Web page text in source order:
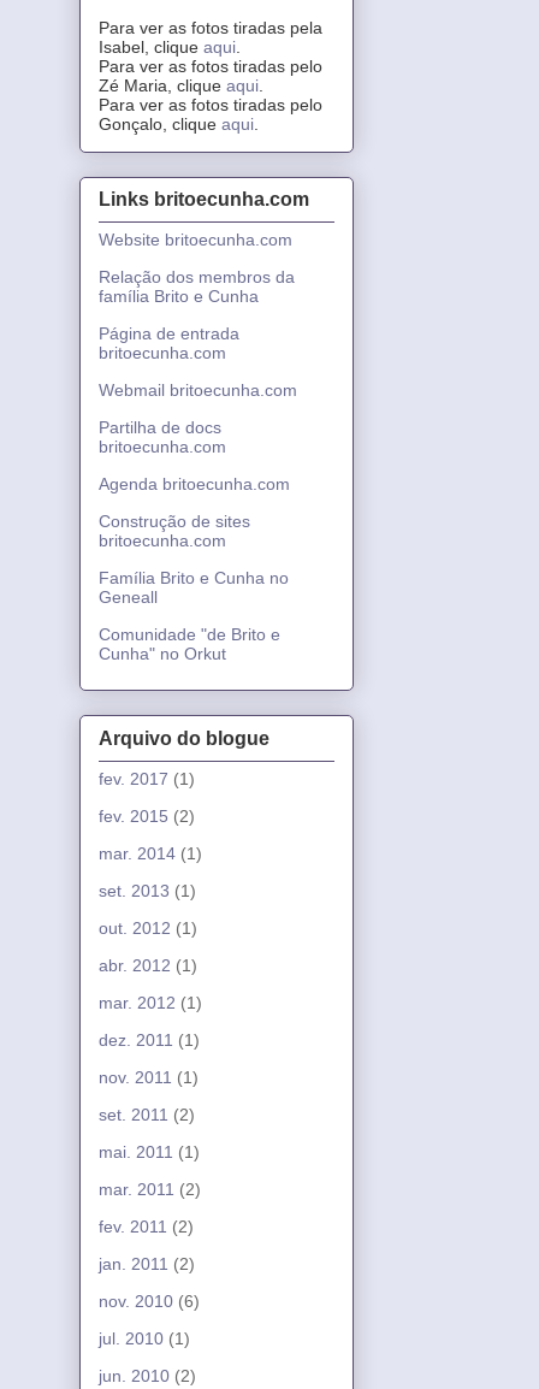
Para ver as fotos tiradas pela
Isabel, clique aqui
Para ver as fotos tiradas pelo
Zé Maria, clique aqui
Para ver as fotos tiradas pelo
Gonçalo, clique aqui
Links britoecunha.com
Website britoecunha.com
Relação dos membros da
família Brito e Cunha
Página de entrada
britoecunha.com
Webmail britoecunha.com
Partilha de docs
britoecunha.com
Agenda britoecunha.com
Construção de sites
britoecunha.com
Família Brito e Cunha no
Geneall
Comunidade "de Brito e
Cunha" no Orkut
Arquivo do blogue
fev. 2017 (1)
fev. 2015 (2)
mar. 2014 (1)
set. 2013 (1)
out. 2012 (1)
abr. 2012 (1)
mar. 2012 (1)
dez. 2011 (1)
nov. 2011 (1)
set. 2011 (2)
mai. 2011 (1)
mar. 2011 (2)
fev. 2011 (2)
jan. 2011 (2)
nov. 2010 (6)
jul. 2010 (1)
jun. 2010 (2)